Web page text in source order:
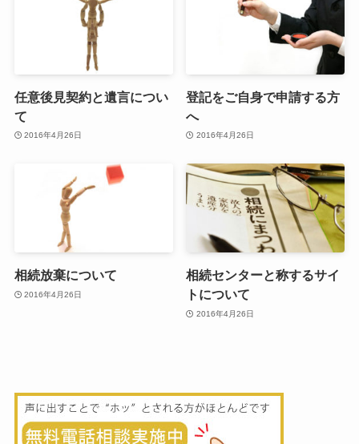
任意後見契約と遺言につい
て
2016年4月26日
登記をご自身で申請する方
へ
2016年4月26日
相続放棄について
2016年4月26日
相続センターと称するサイ
トについて
2016年4月26日